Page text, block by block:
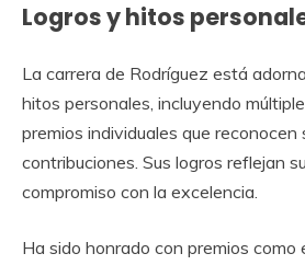
Logros y hitos
La carrera de Rodríguez está
hitos personales, incluyendo
premios individuales que reconocen
contribuciones. Sus logros reflejan
compromiso con la excelencia.
Ha sido honrado con premios como